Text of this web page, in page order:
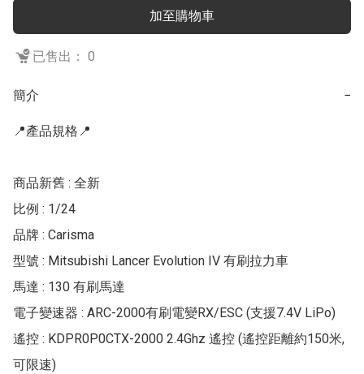
加至購物車
已售出： 0
簡介 −
📍產品規格📍
商品新舊 : 全新
比例 : 1/24
品牌 : Carisma
型號 : Mitsubishi Lancer Evolution IV 有刷拉力車
馬達 : 130 有刷馬達
電子變速器 : ARC-2000有刷電變RX/ESC (支援7.4V LiPo)
遙控 : KDPR0P0CTX-2000 2.4Ghz 遙控 (遙控距離約150米,
可限速)